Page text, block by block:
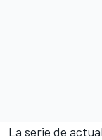
La serie de